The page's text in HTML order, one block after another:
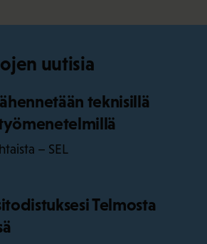
uutisia
teknisillä
– SEL
Telmosta